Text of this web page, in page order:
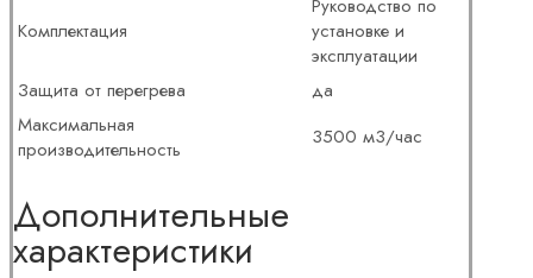
Комплектация
Руководство по
установке и
эксплуатации
Защита от перегрева
да
Максимальная
производительность
3500 м3/час
Дополнительные
характеристики